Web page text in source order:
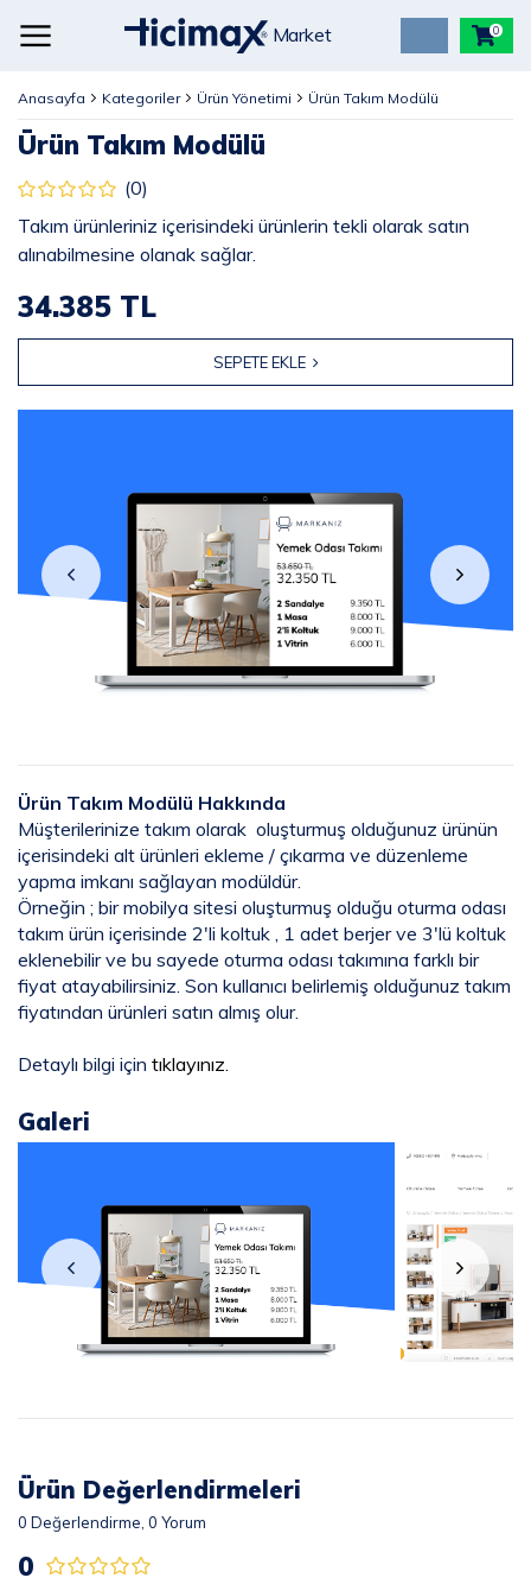
Market 0
Anasayfa Kategoriler Ürün Yönetimi Ürün Takım Modülü
Ürün Takım Modülü
(0)
Takım ürünleriniz içerisindeki ürünlerin tekli olarak satın
alınabilmesine olanak sağlar.
34.385 TL
SEPETE EKLE
Ürün Takım Modülü Hakkında
Müşterilerinize takım olarak oluşturmuş olduğunuz ürünün
içerisindeki alt ürünleri ekleme / çıkarma ve düzenleme
yapma imkanı sağlayan modüldür.
Örneğin ; bir mobilya sitesi oluşturmuş olduğu oturma odası
takım ürün içerisinde 2'li koltuk , 1 adet berjer ve 3'lü koltuk
eklenebilir ve bu sayede oturma odası takımına farklı bir
fiyat atayabilirsiniz. Son kullanıcı belirlemiş olduğunuz takım
fiyatından ürünleri satın almış olur.
Detaylı bilgi için tıklayınız.
Galeri
Ürün Değerlendirmeleri
0 Değerlendirme, 0 Yorum
0